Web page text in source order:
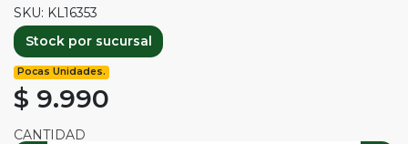
SKU: KL16353
Stock por sucursal
Pocas Unidades.
$ 9.990
CANTIDAD